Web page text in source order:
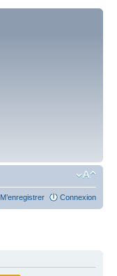
M’enregistrer Connexion